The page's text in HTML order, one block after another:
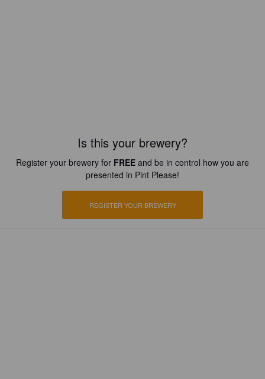
Is this your brewery?
Register your brewery for FREE and be in control how you are
presented in Pint Please!
REGISTER YOUR BREWERY